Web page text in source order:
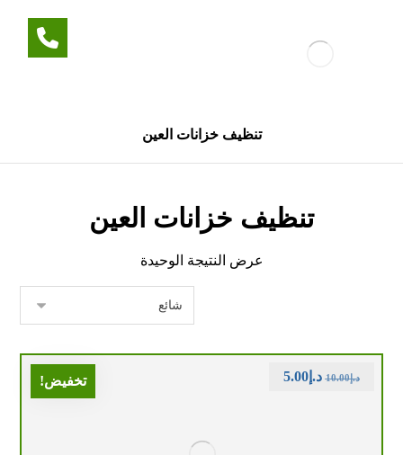
تنظيف خزانات العين
تنظيف خزانات العين
عرض النتيجة الوحيدة
تخفيض! د.إ10.00 د.إ5.00